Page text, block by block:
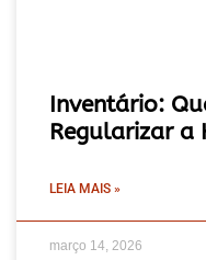
Inventário:
Regularizar a
LEIA MAIS »
março 14, 2026